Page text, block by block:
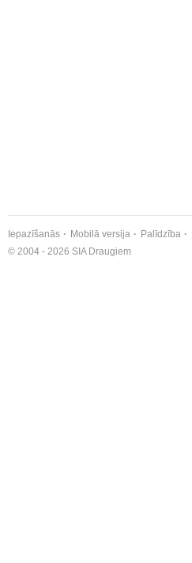
Iepazīšanās Mobilā versija Palīdzība
© 2004 - 2026 SIA Draugiem